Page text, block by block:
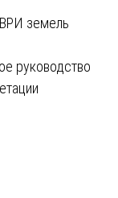
земель
руководство